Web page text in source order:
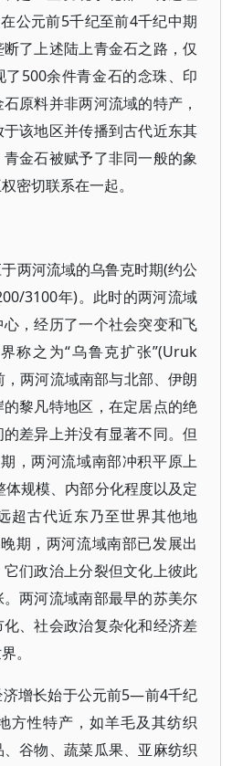
公元前5千纪至前4千纪中期
了上述陆上青金石之路，仅
500余件青金石的念珠、印
原料并非两河流域的特产，
该地区并传播到古代近东其
金石被赋予了非同一般的象
密切联系在一起。
两河流域的乌鲁克时期(约公
3100年)。此时的两河流域
，经历了一个社会突变和飞
称之为“乌鲁克扩张”(Uruk
两河流域南部与北部、伊朗
黎凡特地区，在定居点的绝
差异上并没有显著不同。但
，两河流域南部冲积平原上
规模、内部分化程度以及定
超古代近东乃至世界其他地
期，两河流域南部已发展出
们政治上分裂但文化上彼此
两河流域南部最早的苏美尔
、社会政治复杂化和经济差
。
增长始于公元前5—前4千纪
方性特产，如羊毛及其纺织
谷物、蔬菜瓜果、亚麻纺织